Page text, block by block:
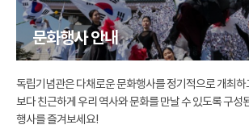
문화행사 안내
독립기념관은 다채로운 문화행사를 정기적으로 개최하
보다 친근하게 우리 역사와 문화를 만날 수 있도록 구성
행사를 즐겨보세요!